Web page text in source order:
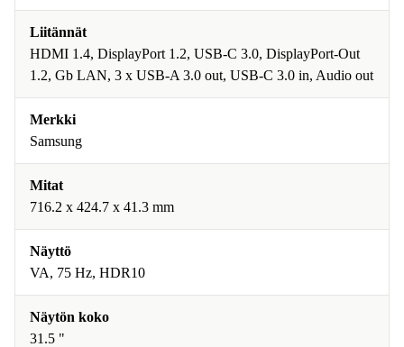
Liitännät
HDMI 1.4, DisplayPort 1.2, USB-C 3.0, DisplayPort-Out
1.2, Gb LAN, 3 x USB-A 3.0 out, USB-C 3.0 in, Audio out
Merkki
Samsung
Mitat
716.2 x 424.7 x 41.3 mm
Näyttö
VA, 75 Hz, HDR10
Näytön koko
31.5 "